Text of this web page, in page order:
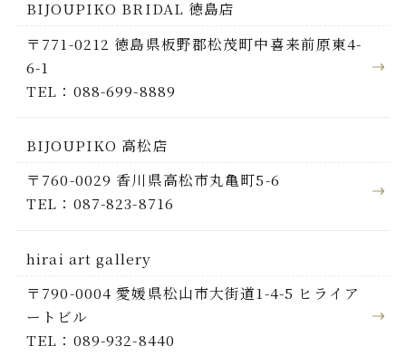
BIJOUPIKO BRIDAL 徳島店
〒771-0212 徳島県板野郡松茂町中喜来前原東4-
6-1
TEL：088-699-8889
BIJOUPIKO 高松店
〒760-0029 香川県高松市丸亀町5-6
TEL：087-823-8716
hirai art gallery
〒790-0004 愛媛県松山市大街道1-4-5 ヒライア
ートビル
TEL：089-932-8440